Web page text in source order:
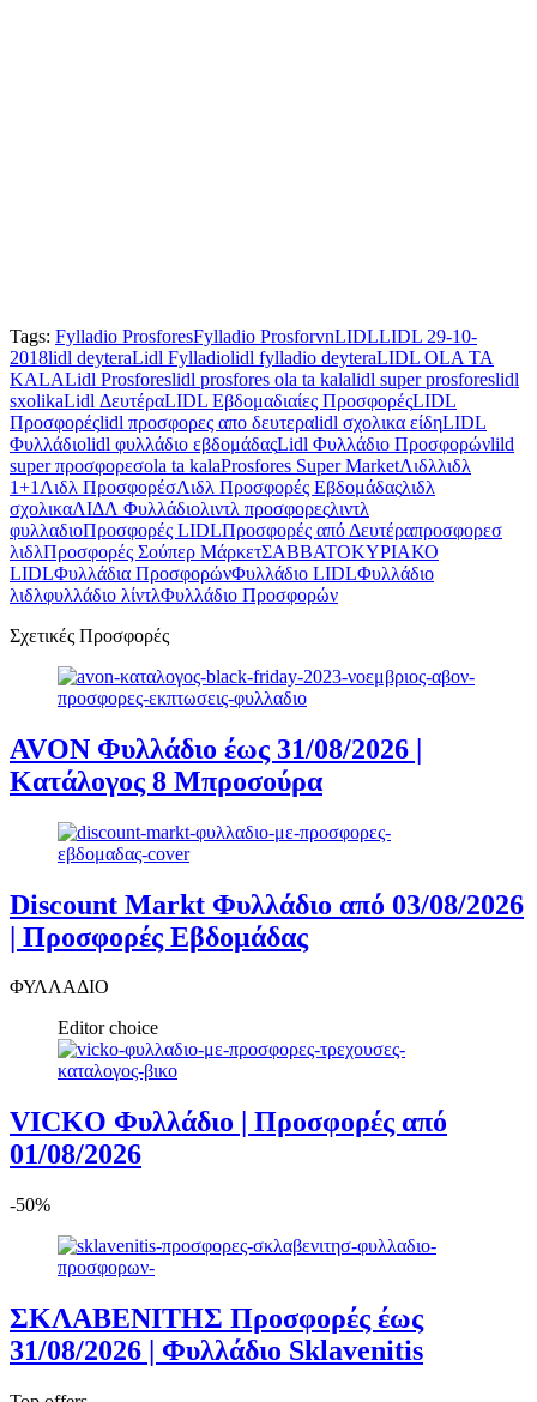
Tags: Fylladio ProsforesFylladio ProsforvnLIDLLIDL 29-10-
2018lidl deyteraLidl Fylladiolidl fylladio deyteraLIDL OLA TA
KALALidl Prosforeslidl prosfores ola ta kalalidl super prosforeslidl
sxolikaLidl ΔευτέραLIDL Εβδομαδιαίες ΠροσφορέςLIDL
Προσφορέςlidl προσφορες απο δευτεραlidl σχολικα είδηLIDL
Φυλλάδιοlidl φυλλάδιο εβδομάδαςLidl Φυλλάδιο Προσφορώνlild
super προσφορεσola ta kalaProsfores Super MarketΛιδλλιδλ
1+1 Λιδλ ΠροσφορέσΛιδλ Προσφορές Εβδομάδαςλιδλ
σχολικαΛΙΔΛ Φυλλάδιολιντλ προσφορεςλιντλ
φυλλαδιοΠροσφορές LIDLΠροσφορές από Δευτέραπροσφορεσ
λιδλΠροσφορές Σούπερ ΜάρκετΣΑΒΒΑΤΟΚΥΡΙΑΚΟ
LIDLΦυλλάδια ΠροσφορώνΦυλλάδιο LIDLΦυλλάδιο
λιδλφυλλάδιο λίντλΦυλλάδιο Προσφορών
Σχετικές Προσφορές
AVON Φυλλάδιο έως 31/08/2026 |
Κατάλογος 8 Μπροσούρα
Discount Markt Φυλλάδιο από 03/08/2026
| Προσφορές Εβδομάδας
ΦΥΛΛΑΔΙΟ
Editor choice
VICKO Φυλλάδιο | Προσφορές από
01/08/2026
-50%
ΣΚΛΑΒΕΝΙΤΗΣ Προσφορές έως
31/08/2026 | Φυλλάδιο Sklavenitis